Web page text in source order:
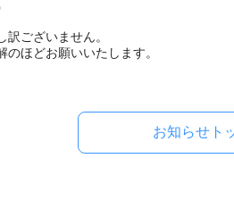
ございません。
ほどお願いいたします。
お知らせト